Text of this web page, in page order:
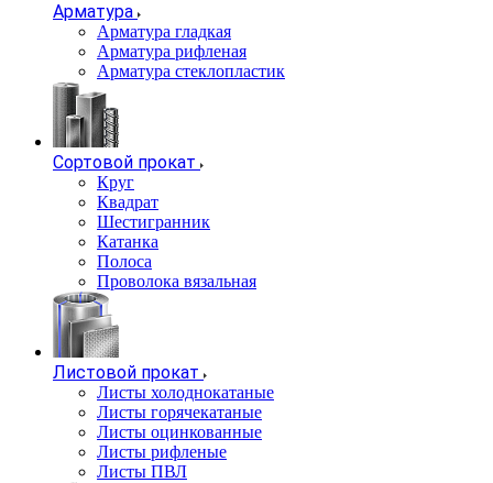
Арматура
Арматура гладкая
Арматура рифленая
Арматура стеклопластик
Сортовой прокат
Круг
Квадрат
Шестигранник
Катанка
Полоса
Проволока вязальная
Листовой прокат
Листы холоднокатаные
Листы горячекатаные
Листы оцинкованные
Листы рифленые
Листы ПВЛ